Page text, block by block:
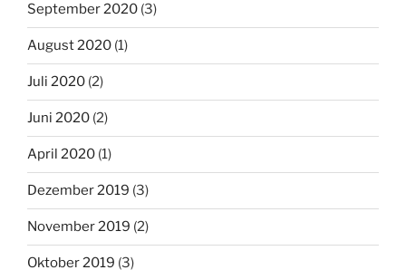
September 2020 (3)
August 2020 (1)
Juli 2020 (2)
Juni 2020 (2)
April 2020 (1)
Dezember 2019 (3)
November 2019 (2)
Oktober 2019 (3)